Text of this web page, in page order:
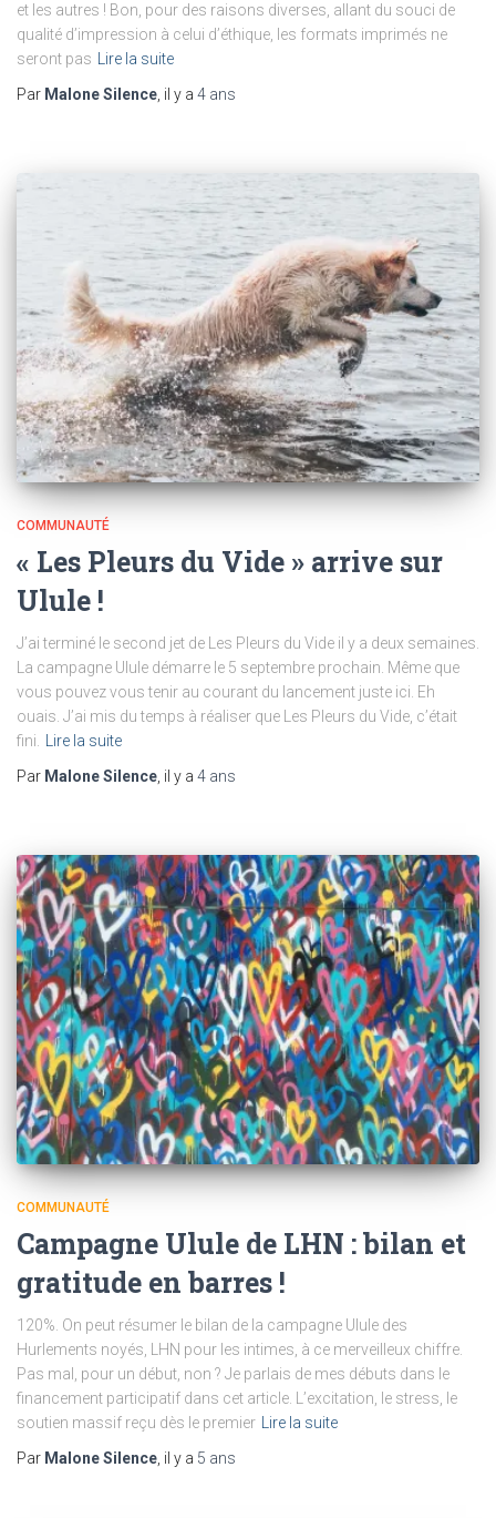
et les autres ! Bon, pour des raisons diverses, allant du souci de
qualité d’impression à celui d’éthique, les formats imprimés ne
seront pas Lire la suite
Par Malone Silence, il y a 4 ans
COMMUNAUTÉ
« Les Pleurs du Vide » arrive sur
Ulule !
J’ai terminé le second jet de Les Pleurs du Vide il y a deux semaines.
La campagne Ulule démarre le 5 septembre prochain. Même que
vous pouvez vous tenir au courant du lancement juste ici. Eh
ouais. J’ai mis du temps à réaliser que Les Pleurs du Vide, c’était
fini.
Lire la suite
Par Malone Silence , il y a 4 ans
COMMUNAUTÉ
Campagne Ulule de LHN : bilan et
gratitude en barres !
120%. On peut résumer le bilan de la campagne Ulule des
Hurlements noyés, LHN pour les intimes, à ce merveilleux chiffre.
Pas mal, pour un début, non ? Je parlais de mes débuts dans le
financement participatif dans cet article. L’excitation, le stress, le
soutien massif reçu dès le premier
Lire la suite
Par Malone Silence , il y a 5 ans